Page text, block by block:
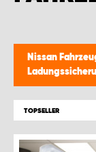
Nissan
TOPSELLER
WORK SYSTEM
WORK SYSTEM WORK